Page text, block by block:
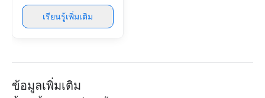
in that "golden hour"
เรียนรู้เพิ่มเติม
ข้อมูลเพิ่มเติม